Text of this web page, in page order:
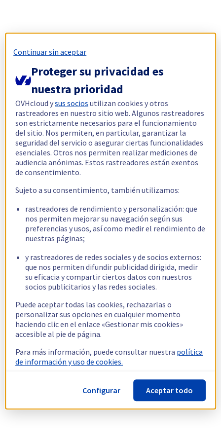
Continuar sin aceptar
Proteger su privacidad es
nuestra prioridad
OVHcloud ysus socios utilizan cookies y otros
rastreadores en nuestro sitio web. Algunos rastreadores
son estrictamente necesarios para el funcionamiento
del sitio. Nos permiten, en particular, garantizar la
seguridad del servicio o asegurar ciertas funcionalidades
esenciales. Otros nos permiten realizar mediciones de
audiencia anónimas. Estos rastreadores están exentos
de consentimiento.
Sujeto a su consentimiento, también utilizamos:
rastreadores de rendimiento y personalización: que
nos permiten mejorar su navegación según sus
preferencias y usos, así como medir el rendimiento de
nuestras páginas;
y rastreadores de redes sociales y de socios externos:
que nos permiten difundir publicidad dirigida, medir
su eficacia y compartir ciertos datos con nuestros
socios publicitarios y las redes sociales.
Puede aceptar todas las cookies, rechazarlas o
personalizar sus opciones en cualquier momento
haciendo clic en el enlace «Gestionar mis cookies»
accesible al pie de página.
Para más información, puede consultar nuestra política
de información y uso de cookies.
Configurar Aceptar todo